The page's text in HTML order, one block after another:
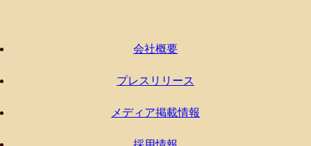
会社概要
プレスリリース
メディア掲載情報